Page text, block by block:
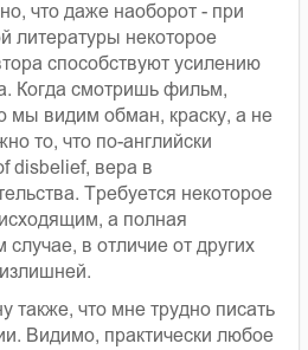
что даже наоборот - при
литературы некоторое
способствуют усилению
Когда смотришь фильм,
мы видим обман, краску, а не
то, что по-английски
disbelief, вера в
Требуется некоторое
а полная
в отличие от других
также, что мне трудно писать
Видимо, практически любое